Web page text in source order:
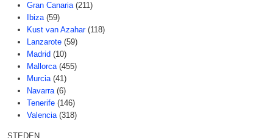
Gran Canaria (211)
Ibiza (59)
Kust van Azahar (118)
Lanzarote (59)
Madrid (10)
Mallorca (455)
Murcia (41)
Navarra (6)
Tenerife (146)
Valencia (318)
STEDEN